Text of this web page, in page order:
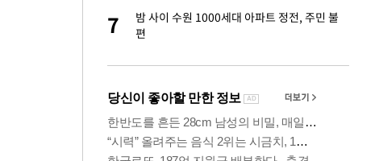
7
밤 사이 수원 1000세대 아파트 정전, 주민 불
편